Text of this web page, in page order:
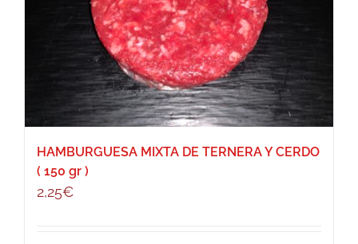
HAMBURGUESA MIXTA DE TERNERA Y CERDO
( 150 gr )
2,25€